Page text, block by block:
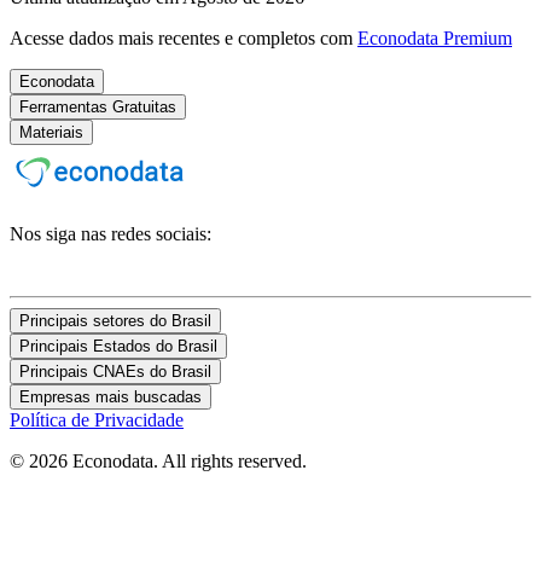
Acesse dados mais recentes e completos com Econodata Premium
Econodata
Ferramentas Gratuitas
Materiais
Nos siga nas redes sociais:
Principais setores do Brasil
Principais Estados do Brasil
Principais CNAEs do Brasil
Empresas mais buscadas
Política de Privacidade
© 2026 Econodata. All rights reserved.